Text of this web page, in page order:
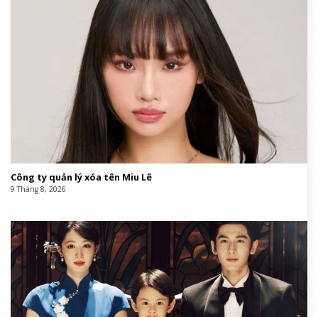
Công ty quản lý xóa tên Miu Lê
9 Tháng 8, 2026